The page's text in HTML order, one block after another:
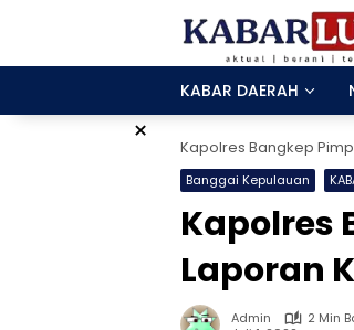
KABAR DAERAH
× Kapolres Bangkep
Banggai Kepulauan
Kapolres
Laporan
Admin
2 Min